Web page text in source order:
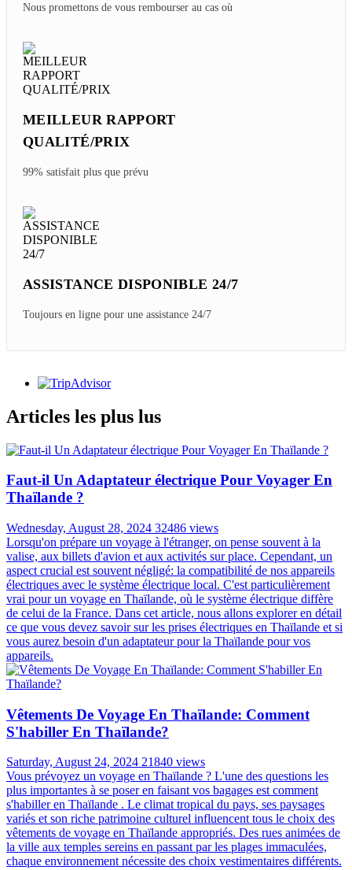
Nous promettons de vous rembourser au cas où
MEILLEUR RAPPORT
QUALITÉ/PRIX
99% satisfait plus que prévu
ASSISTANCE DISPONIBLE 24/7
Toujours en ligne pour une assistance 24/7
Articles les plus lus
Faut-il Un Adaptateur électrique Pour Voyager En
Thaïlande ?
Wednesday, August 28, 2024 32486 views
Lorsqu'on prépare un voyage à l'étranger, on pense souvent à la
valise, aux billets d'avion et aux activités sur place. Cependant, un
aspect crucial est souvent négligé: la compatibilité de nos appareils
électriques avec le système électrique local. C'est particulièrement
vrai pour un voyage en Thaïlande, où le système électrique diffère
de celui de la France. Dans cet article, nous allons explorer en détail
ce que vous devez savoir sur les prises électriques en Thaïlande et si
vous aurez besoin d'un adaptateur pour la Thaïlande pour vos
appareils.
Vêtements De Voyage En Thaïlande: Comment
S'habiller En Thaïlande?
Saturday, August 24, 2024 21840 views
Vous prévoyez un voyage en Thaïlande ? L'une des questions les
plus importantes à se poser en faisant vos bagages est comment
s'habiller en Thaïlande . Le climat tropical du pays, ses paysages
variés et son riche patrimoine culturel influencent tous le choix des
vêtements de voyage en Thaïlande appropriés. Des rues animées de
la ville aux temples sereins en passant par les plages immaculées,
chaque environnement nécessite des choix vestimentaires différents.